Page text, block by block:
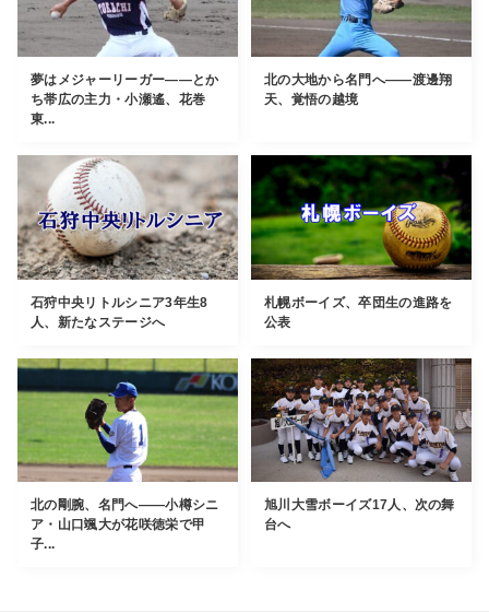
夢はメジャーリーガー――とか
ち帯広の主力・小瀬遙、花巻
東...
北の大地から名門へ――渡邊翔
天、覚悟の越境
石狩中央リトルシニア3年生8
人、新たなステージへ
札幌ボーイズ、卒団生の進路を
公表
北の剛腕、名門へ――小樽シニ
ア・山口颯大が花咲徳栄で甲
子...
旭川大雪ボーイズ17人、次の舞
台へ